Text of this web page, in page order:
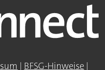
| BFSG-Hinweise |